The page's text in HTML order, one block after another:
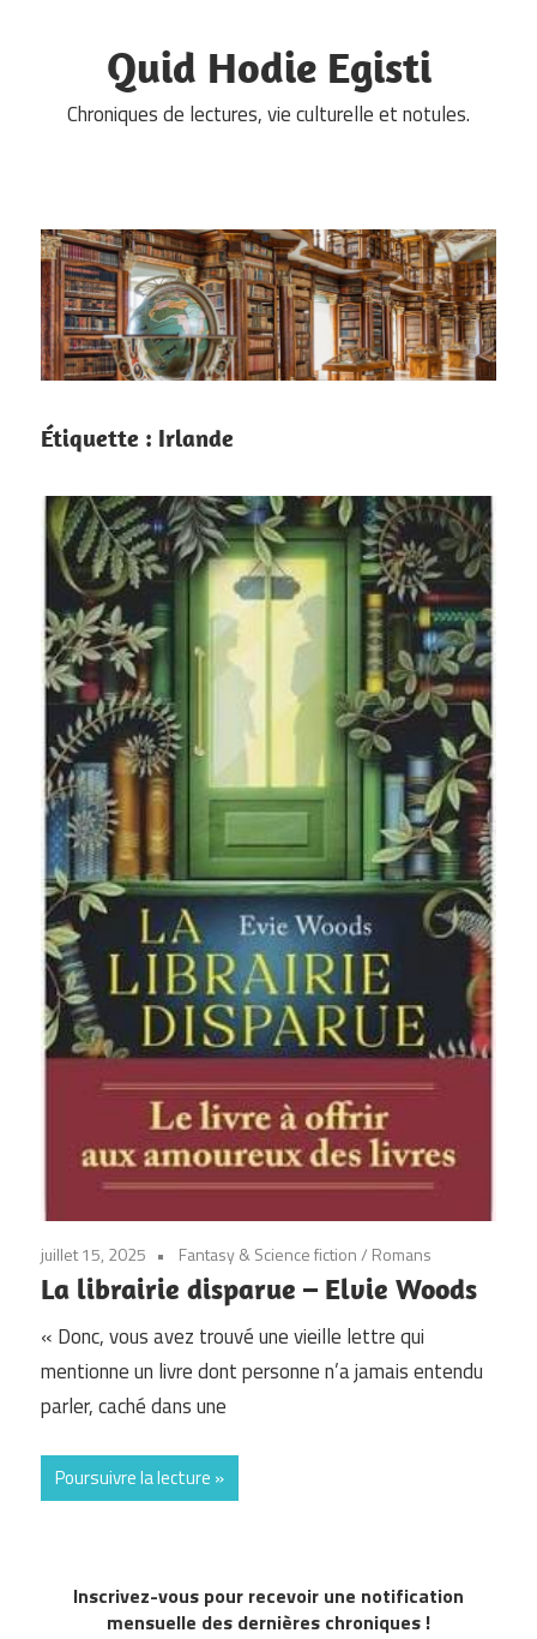
Quid Hodie Egisti
Chroniques de lectures, vie culturelle et notules.
Étiquette : Irlande
juillet 15, 2025 Fantasy & Science fiction/ Romans
La librairie disparue – Elvie Woods
« Donc, vous avez trouvé une vieille lettre qui
mentionne un livre dont personne n’a jamais entendu
parler, caché dans une
Poursuivre la lecture
Inscrivez-vous pour recevoir une notification
mensuelle des dernières chroniques !